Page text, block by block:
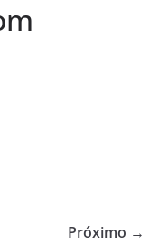
Próximo →